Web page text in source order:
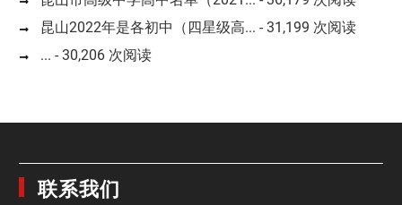
昆山2022年是各初中（四星级高... - 31,199 次阅读
... - 30,206 次阅读
联系我们